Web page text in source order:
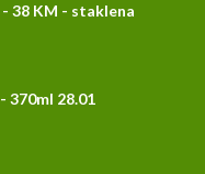
38 KM - staklena
370ml 28.01